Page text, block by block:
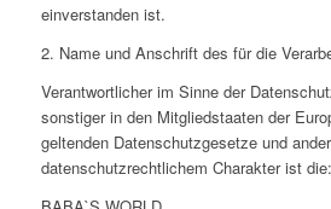
einverstanden ist.
2. Name und Anschrift des für die
Verantwortlicher im Sinne der
sonstiger in den Mitgliedstaaten der
geltenden Datenschutzgesetze und
datenschutzrechtlichem Charakter ist die: